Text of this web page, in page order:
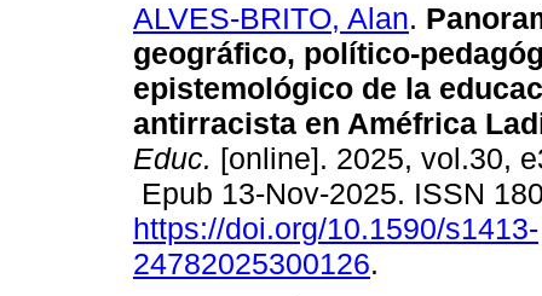
ALVES-BRITO, Alan.
geográfico, político-
epistemológico de la
antirracista en Améfrica
Educ. [online]. 2025, vol.30,
Epub 13-Nov-2025. ISSN
https://doi.org/10.1590/s1413-
24782025300126.